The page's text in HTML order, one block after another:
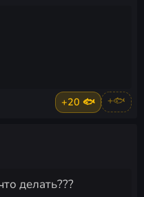
+20 🐟 +🐟
делать???